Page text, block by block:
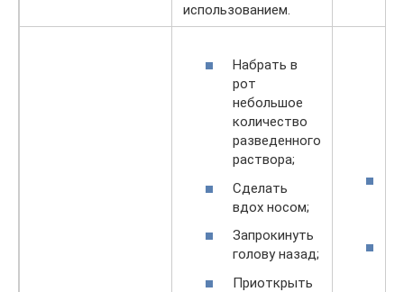
использованием.
Набрать в
рот
небольшое
количество
разведенного
раствора;
Сделать
вдох носом;
Запрокинуть
голову назад;
Приоткрыть